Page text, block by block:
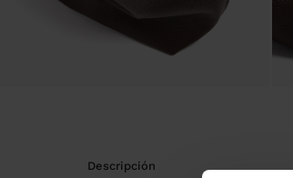
descripción